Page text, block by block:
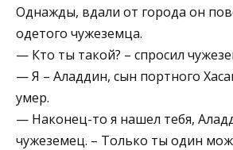
Однажды, вдали от города он
одетого чужеземца.
— Кто ты такой? – спросил
— Я – Аладдин, сын портного
умер.
— Наконец-то я нашел тебя,
чужеземец. – Только ты один